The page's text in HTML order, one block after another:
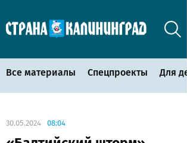
Все материалы Спецпроекты Для
30.05.2024 08:04